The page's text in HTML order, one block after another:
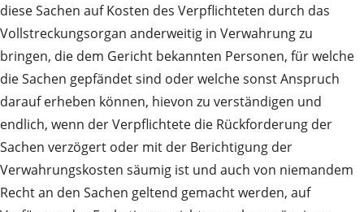
diese Sachen auf Kosten des Verpflichteten durch das
Vollstreckungsorgan anderweitig in Verwahrung zu
bringen, die dem Gericht bekannten Personen, für welche
die Sachen gepfändet sind oder welche sonst Anspruch
darauf erheben können, hievon zu verständigen und
endlich, wenn der Verpflichtete die Rückforderung der
Sachen verzögert oder mit der Berichtigung der
Verwahrungskosten säumig ist und auch von niemandem
Recht an den Sachen geltend gemacht werden, auf